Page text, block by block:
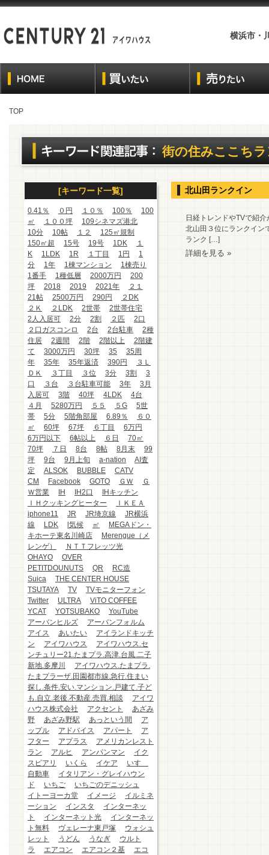
横浜市・
TOP
街の住みここち
[キーワード一覧]
0.41％ ０円 １０％ 100％
100
㎡
１００坪
109シネマズ港北
10分
10帖 １２
125㎡規制
150㎡超
15号 19号 1DK
１
K
1LDK 1R １丁目 1円
1
分
1年 1棟マンション
1棟売り
1番手
1種低層 2000万円
200
坪
2018 2019 2021年
２１
21帖
2500万円 290円
２DK
２Ｋ
２LDK 2世帯
2世帯住宅
2人入居可
2分 2割 ２匹
2口
２口ガスコンロ
2台 2台駐車
2種
住居
2週間 2階 2階以上
2階建
て
3000万円 30坪 35
35周
年
35年 35年返済 390円
３Ｌ
ＤＫ
３丁目 ３位 3分 3割
3
口
３台 ３台駐車可能 3年
3月
入居可
3階 40坪 4LDK
4台
４月
5280万円 ５５ ５G
5世
帯
5分 5階角部屋 6.89％
６０
㎡
60坪 67坪 ６丁目
6万円
6万円以下
6帖以上 ６日
70㎡
70坪
７日 8台 8帖 8月末
99
坪
9台 9月上旬 a-nation
AI査
定
ALSOK BUBBLE
CATV
CM
Facebook GOTO ＧＷ
Ｇ
Ｗ営業
IH IH2口
IHキッチン
ＩＨクッキングヒーター
ＩＫＥＡ
iphone11
JR JR埼京線
JR横浜
線
LDK l気候 ㎡
MEGAドン・
キホーテ東名川崎店
Merengue（メ
レンゲ）
ＮＴＴフレッツ光
OHAYO
OVER
PETITDOUNUTS
QR
RC造
Suica
THE CENTER HOUSE
TSUTAYA
TV
TVモニターフォン
Twitter
ULTRA
ViTO COFFEE
YCAT
YOTSUBAKO
YouTube
アーバンヒルズ
アーバンフォルム
アイス
あいたい
アイランドキッチ
ン
アイワハウス
アイワハウス.セ
ンチュリー21.たまプラ.高津.台風.二子
新地.多摩川
アイワハウス.たまプラ.
たまプラーザ.田園都市線.急行.住まい
探し.条件.安い.マンション.戸建て.子ど
も.自立.老後.不動産.売買.相談
アイワ
ハウス株式会社
アクセント
あざみ
野
あざみ野駅 あっという間
ア
ップル
アドバイス アパート
ア
フター
アプラス
アメリカンレスト
ラン
アルヒ アンパンマン
イク
スピアリ
いくら イケア
いすゞ
自動車
イタリアン・グレイハウン
ド
いちご
いちごのデニッシュ
イトーヨーカ堂
イメージ
イルミネ
ーション
インスタ
インターネッ
ト
インターネット光
インターネッ
ト無料
ヴェレーナ東戸塚
ウォシュ
レット
うどん うなぎ
ウルト
ラ
エアコン エアコン２基
エコ
北山田ランクイン
日経トレンドやTVで紹
北山田３位にランクイン
ランク […]
詳細を見る »